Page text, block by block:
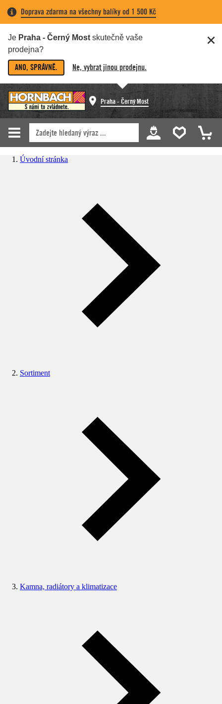
Doprava zdarma na všechny balíky od 1 500 Kč
Je Praha - Černý Most skutečně vaše
prodejna?
ANO, SPRÁVNĚ. Ne, vybrat jinou prodejnu.
Praha - Černý Most
Úvodní stránka
Sortiment
Kamna, radiátory a klimatizace